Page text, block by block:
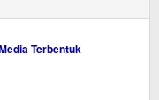
Terbentuk